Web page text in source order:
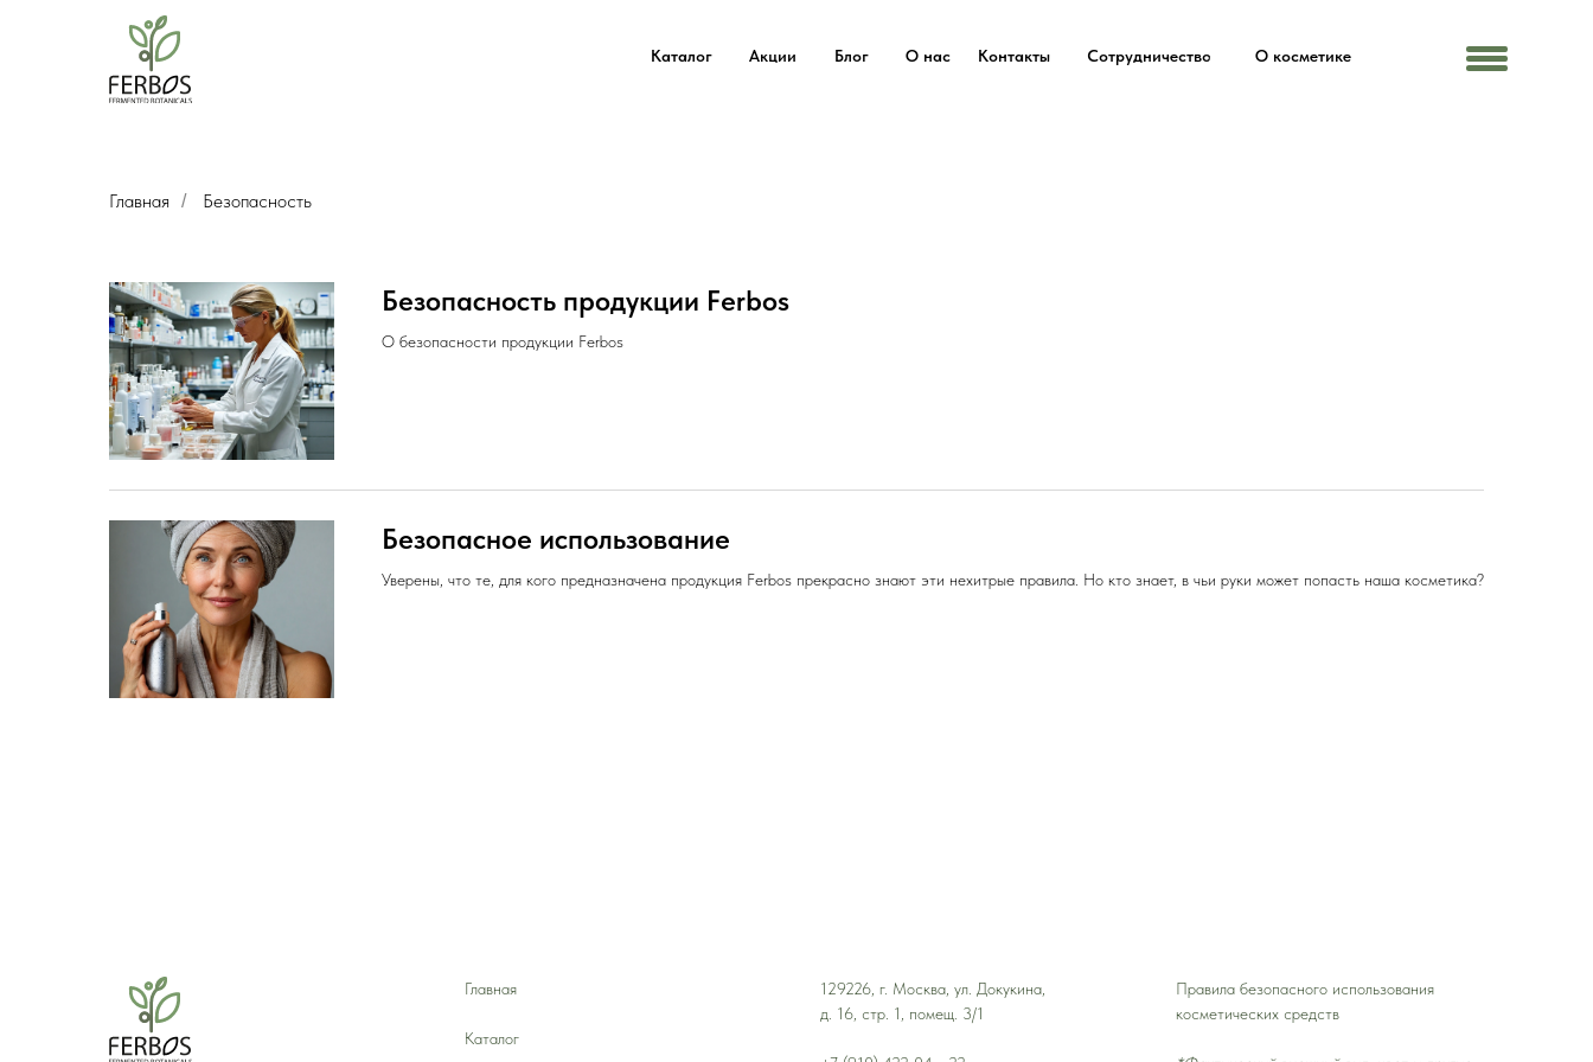
Menu
Каталог Акции Блог О нас Контакты Сотрудничество О косметике
Главная / Безопасность
Безопасность продукции Ferbos
О безопасности продукции Ferbos
Безопасное использование
Уверены, что те, для кого предназначена продукция Ferbos прекрасно знают эти нехитрые правила. Но кто знает, в чьи руки может попасть наша косметика?
Главная
Каталог
129226, г. Москва, ул. Докукина,
д. 16, стр. 1, помещ. 3/1
Правила безопасного использования
косметических средств